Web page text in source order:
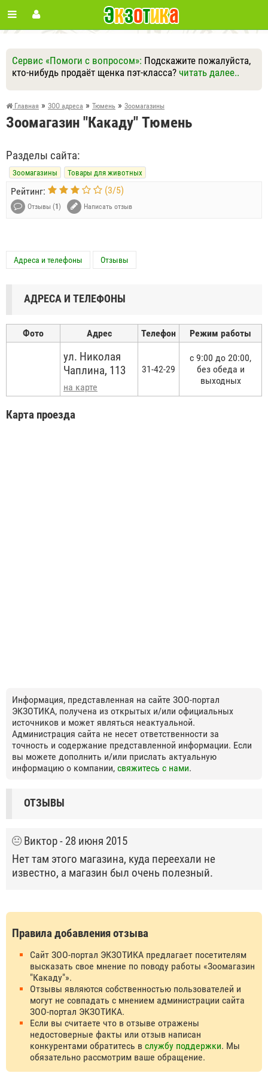
Сервис «Помоги с вопросом»: Подскажите пожалуйста,
кто-нибудь продаёт щенка пэт-класса? читать далее..
Ответить Другие вопросы
Задать вопрос
Главная » ЗОО адреса » Тюмень » Зоомагазины
Зоомагазин "Какаду" Тюмень
Разделы сайта:
Зоомагазины Товары для животных
Рейтинг: (3/5)
Отзывы (1 ) Написать отзыв
Адреса и телефоны Отзывы
АДРЕСА И ТЕЛЕФОНЫ
Фото Адрес Телефон Режим работы
ул. Николая
Чаплина, 113
на карте
31-42-29
с 9:00 до 20:00,
без обеда и
выходных
Карта проезда
Информация, представленная на сайте ЗОО-портал
ЭКЗОТИКА, получена из открытых и/или официальных
источников и может являться неактуальной.
Администрация сайта не несет ответственности за
точность и содержание представленной информации. Если
вы можете дополнить и/или прислать актуальную
информацию о компании, свяжитесь с нами.
ОТЗЫВЫ
Виктор- 28 июня 2015
Нет там этого магазина, куда переехали не
известно, а магазин был очень полезный.
Правила добавления отзыва
Сайт ЗОО-портал ЭКЗОТИКА предлагает посетителям
высказать свое мнение по поводу работы «Зоомагазин
"Какаду"».
Отзывы являются собственностью пользователей и
могут не совпадать с мнением администрации сайта
ЗОО-портал ЭКЗОТИКА.
Если вы считаете что в отзыве отражены
недостоверные факты или отзыв написан
конкурентами обратитесь в службу поддержки. Мы
обязательно рассмотрим ваше обращение.